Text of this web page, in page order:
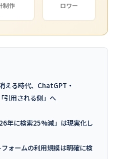
制作
ロワー
える時代、ChatGPT・
用される側」へ
年に検索25%減」は現実化し
ォームの利用規模は明確に検